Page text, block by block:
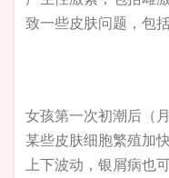
致一些皮肤问题，包
女孩第一次初潮后（
某些皮肤细胞繁殖加
上下波动，银屑病也